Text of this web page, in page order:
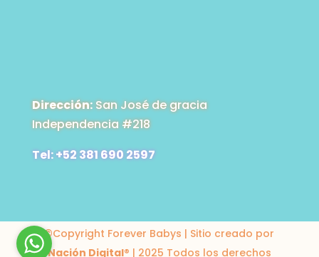
Dirección:San José de gracia
Independencia #218
Tel: +52 381 690 2597
©Copyright Forever Babys | Sitio creado por
Nación Digital® | 2025 Todos los derechos